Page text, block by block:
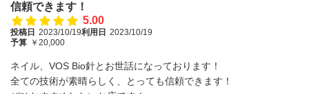
信頼できます！
5.00
投稿日 2023/10/19利用日 2023/10/19
予算 ￥20,000
ネイル、VOS Bio針とお世話になっております！
全ての技術が素晴らしく、とっても信頼できます！